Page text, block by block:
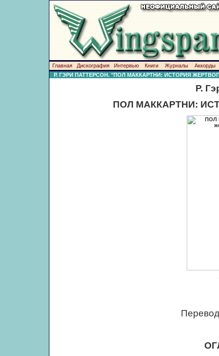
Главная Дискография Интервью Книги Журналы
Аккорды
Р. ГЭРИ ПАТТЕРСОН. "ПОЛ МАККАРТНИ: ИСТОРИЯ
Р.
ПОЛ МАККАРТНИ: